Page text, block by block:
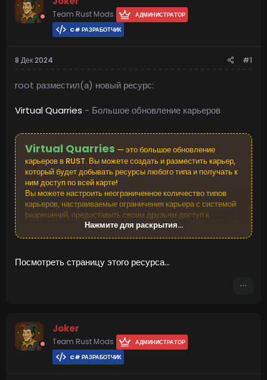
Team Rust Mods
АДМИНИСТРАТОР
C# РАЗРАБОТЧИК
8 Дек 2024 #1
root разместил(а) новый ресурс:
Virtual Quarries - Большое обновление карьеров
Virtual Quarries — это большое обновление
карьеров в RUST. Вы можете создать и разместить карьер,
который будет добывать ресурсы любого типа и получать к
ним доступ по всей карте!
Вы можете настроить неограниченное количество типов
карьеров, настраиваемые ограничения карьера с системой
разрешений, предоставить своим друзьям доступ к
хранилищу ресурсов, обновить свой карьер, чтобы получить
больше ресурсов, настроить предметы для...
Нажмите для раскрытия...
Посмотреть страницу этого ресурса...
Joker
Team Rust Mods
АДМИНИСТРАТОР
C# РАЗРАБОТЧИК